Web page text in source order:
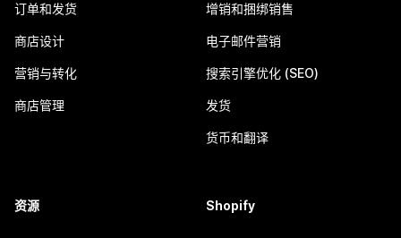
订单和发货
商店设计
营销与转化
商店管理
增销和捆绑销售
电子邮件营销
搜索引擎优化 (SEO)
发货
货币和翻译
资源 Shopify